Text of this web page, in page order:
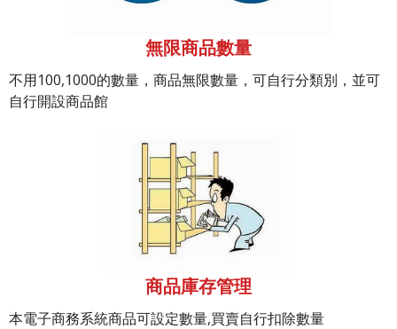
無限商品數量
不用100,1000的數量，商品無限數量，可自行分類別，並可
自行開設商品館
商品庫存管理
本電子商務系統商品可設定數量,買賣自行扣除數量